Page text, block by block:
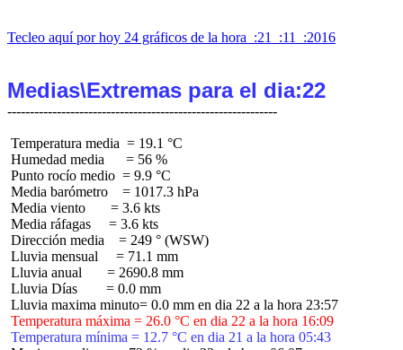
Tecleo aquí por hoy 24 gráficos de la hora  :21  :11  :2016
Medias\Extremas para el dia:22
Temperatura media  = 19.1 °C
Humedad media      = 56 %
Punto rocío medio  = 9.9 °C
Media barómetro    = 1017.3 hPa
Media viento       = 3.6 kts
Media ráfagas     = 3.6 kts
Dirección media    = 249 ° (WSW)
Lluvia mensual     = 71.1 mm
Lluvia anual       = 2690.8 mm
Lluvia Días        = 0.0 mm
Temperatura máxima = 26.0 °C en dia 22 a la hora 16:09
Temperatura mínima = 12.7 °C en dia 21 a la hora 05:43